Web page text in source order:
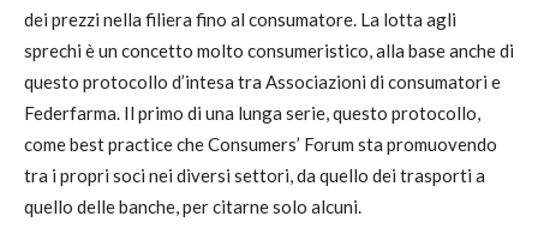
dei prezzi nella filiera fino al consumatore. La lotta agli
sprechi è un concetto molto consumeristico, alla base anche di
questo protocollo d’intesa tra Associazioni di consumatori e
Federfarma. Il primo di una lunga serie, questo protocollo,
come best practice che Consumers’ Forum sta promuovendo
tra i propri soci nei diversi settori, da quello dei trasporti a
quello delle banche, per citarne solo alcuni.